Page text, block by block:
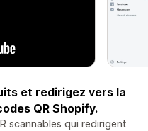
et redirigez vers la
QR Shopify.
scannables qui redirigent